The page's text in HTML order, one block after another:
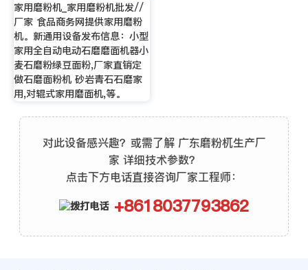
家用磨粉机_家用磨粉机批发//
厂家 食品商务网提供家用磨粉
机。新通用设备发布信息：小型
家用全自动电动石磨磨面机器小
麦石磨粉绿豆面粉,厂家直销定
做石磨面粉机 砂岩青石石磨家
用,对辊式家用磨面机,等。
对此设备感兴趣？或需了解 广东磨粉杌生产厂
家 详细技术参数？
点击下方电话直接咨询厂家工程师：
+8618037793862